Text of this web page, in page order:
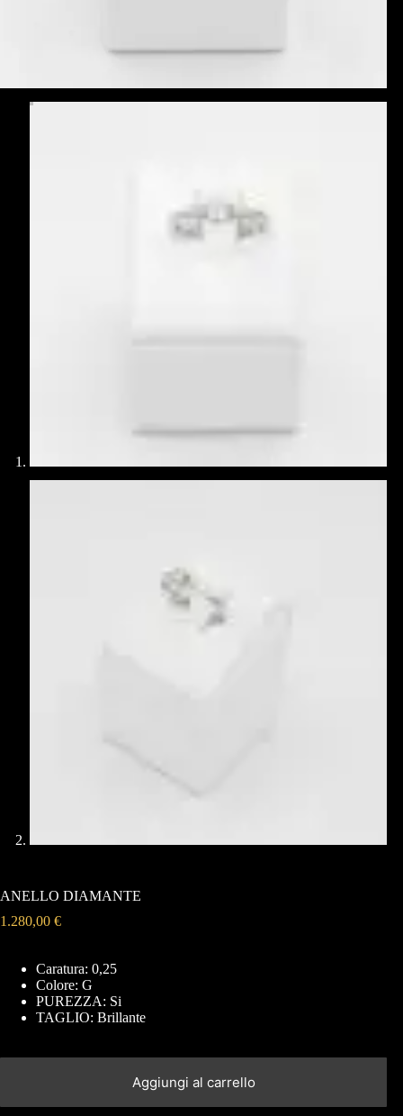
ANELLO DIAMANTE
1.280,00 €
Caratura: 0,25
Colore: G
PUREZZA: Si
TAGLIO: Brillante
Aggiungi al carrello